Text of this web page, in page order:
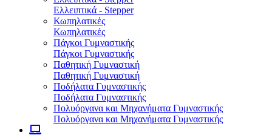
Ελλειπτικά - Stepper
Κωπηλατικές
Κωπηλατικές
Πάγκοι Γυμναστικής
Πάγκοι Γυμναστικής
Παθητική Γυμναστική
Παθητική Γυμναστική
Ποδήλατα Γυμναστικής
Ποδήλατα Γυμναστικής
Πολυόργανα και Μηχανήματα Γυμναστικής
Πολυόργανα και Μηχανήματα Γυμναστικής